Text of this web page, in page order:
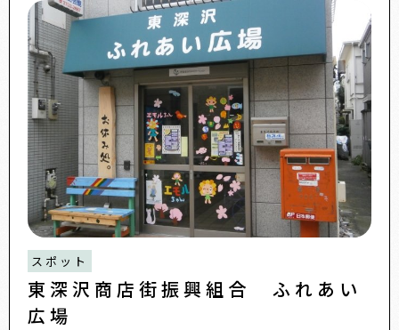
スポット
東深沢商店街振興組合 ふれあい
広場